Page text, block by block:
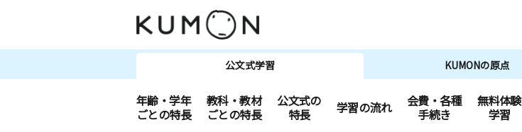
公文式学習 KUMONの原点
年齢・学年
ごとの特長
教科・教材
ごとの特長
公文式の
特長
学習の流れ
会費・各種
手続き
無料体験
学習